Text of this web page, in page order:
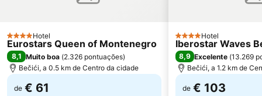
4 Estrelas
Hotel
Eurostars Queen of Montenegro
8,1 Muito boa (2.326 pontuações)
Bečići, a 0.5 km de Centro da cidade
de € 61
4 Estrelas
Hotel
Iberostar Waves
8,9 Excelente (13.269
Bečići, a 1.2 km de
de € 103